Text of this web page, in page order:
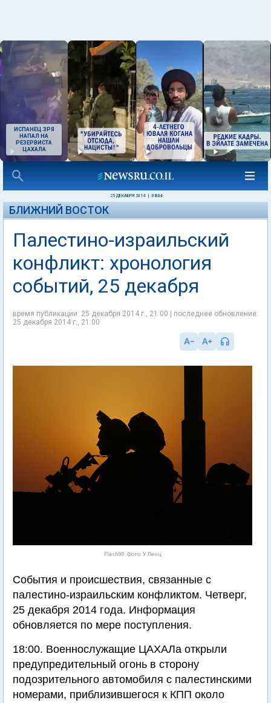
ИСПАНЕЦ ЗРЯ
НАПАЛ НА
РЕЗЕРВИСТА
ЦАХАЛА
25 ДЕКАБРЯ 2014 08:04
БЛИЖНИЙ ВОСТОК
Палестино-израильский
конфликт: хронология
событий, 25 декабря
время публикации: 25 декабря 2014 г., 21:00 | последнее обновление:
25 декабря 2014 г., 21:00
Flash90. Фото: У.Ленц
События и происшествия, связанные с
палестино-израильским конфликтом. Четверг,
25 декабря 2014 года. Информация
обновляется по мере поступления.
18:00. Военнослужащие ЦАХАЛа открыли
предупредительный огонь в сторону
подозрительного автомобиля с палестинскими
номерами, приблизившегося к КПП около